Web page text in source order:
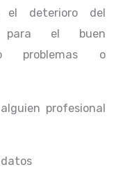
el deterioro del
para el buen
problemas o
profesional
datos